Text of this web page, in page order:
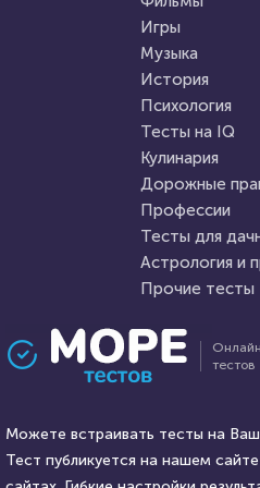
Пройти тест
5 октября 2021 27184
Психология
Вы видите первым?"
Awdienko HTML
2 апреля 2022
Проходили 673 раза
«О жизни в шутку и
тестов
Можете встраивать тесты на
Тест публикуется на нашем
Игры
Музыка
История
Психология
Тесты на IQ
Кулинария
Дорожные
Профессии
Тесты для
Астрология и
Прочие тесты